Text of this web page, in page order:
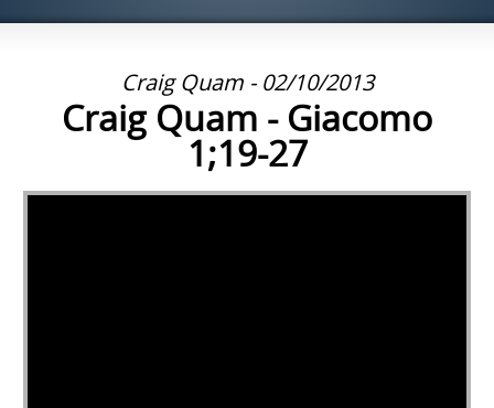
Craig Quam - 02/10/2013
Craig Quam - Giacomo
1;19-27